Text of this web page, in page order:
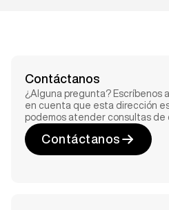
Contáctanos
¿Alguna pregunta? Escríbenos a
en cuenta que esta dirección
podemos atender consultas de
Contáctanos